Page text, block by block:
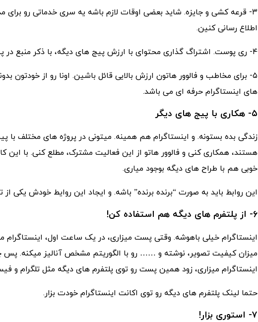
۳- قرعه کشی و جایزه. شاید بعضی اوقات لازم باشه یه سری خدماتی رو برای
اطلاع رسانی کنین.
۴- ری پوست. اشتراگ گذاری محتوای با ارزش پیج های دیگه، با ذکر منبع در پیچ خودتون
۵- برای مخاطب و فالوور هاتون ارزش بالایی قائل باشین. اونا رو از
های اینستاگرام حرفه ای می باشد.
۵- هکاری با پیج های دیگر
زندگی بده بستونه. و اینستاگرام هم همینه. میتونی در پروژه های مختلف با
هستند، همکاری کنی و فالوور هاتو از این فعالیت مشترک، مطلع کنی. با این
خوبی هم با طراح های دیگه بوجود میاری.
این روابط باید به صورت “برنده برنده” باشه. و ایجاد این روایط خودش یکی
۶- از پلتفرم های دیگه هم استفاده کن!
اینستاگرام خیلی باهوشه. وقتی پست میزاری، در یک ساعت اول، اینستاگرام
میزان کیفیت تصویر، نوشته و …… رو با الگوریتم مشخص آنالیز میکنه.
اینستاگرام میزاری، زود همین پست رو توی پلتفرم های دیگه مثل تلگرام
حتما لینک پلتفرم های دیگه رو توی اکانت اینستاگرام خودت بزار.
۷- استوری بزار!